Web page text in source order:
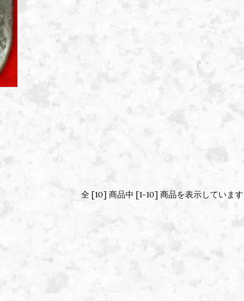
全 [10] 商品中 [1-10] 商品を表示しています